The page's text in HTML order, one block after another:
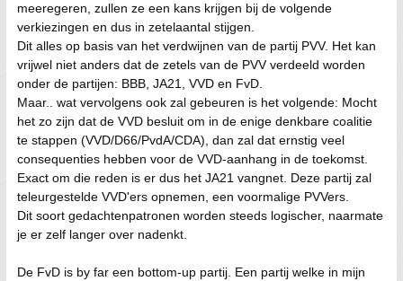
meeregeren, zullen ze een kans krijgen bij de volgende
verkiezingen en dus in zetelaantal stijgen.
Dit alles op basis van het verdwijnen van de partij PVV. Het kan
vrijwel niet anders dat de zetels van de PVV verdeeld worden
onder de partijen: BBB, JA21, VVD en FvD.
Maar.. wat vervolgens ook zal gebeuren is het volgende: Mocht
het zo zijn dat de VVD besluit om in de enige denkbare coalitie
te stappen (VVD/D66/PvdA/CDA), dan zal dat ernstig veel
consequenties hebben voor de VVD-aanhang in de toekomst.
Exact om die reden is er dus het JA21 vangnet. Deze partij zal
teleurgestelde VVD'ers opnemen, een voormalige PVVers.
Dit soort gedachtenpatronen worden steeds logischer, naarmate
je er zelf langer over nadenkt.
De FvD is by far een bottom-up partij. Een partij welke in mijn